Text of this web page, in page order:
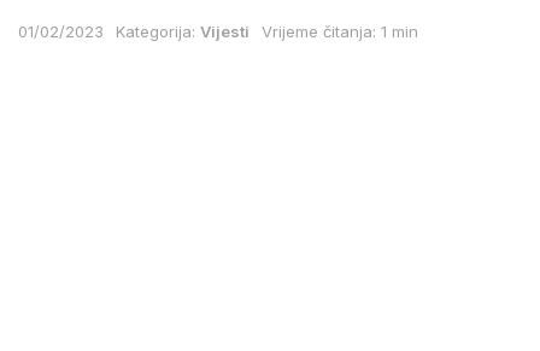
01/02/2023 Kategorija: Vijesti Vrijeme čitanja: 1 min